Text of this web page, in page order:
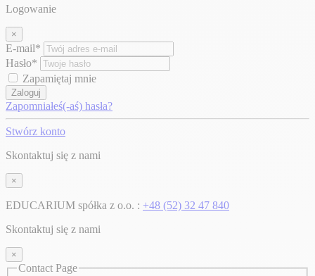
Logowanie
×
E-mail*
Hasło*
Zapamiętaj mnie
Zaloguj
Zapomniałeś(-aś) hasła?
Stwórz konto
Skontaktuj się z nami
×
EDUCARIUM spółka z o.o. : +48 (52) 32 47 840
Skontaktuj się z nami
×
Contact Page